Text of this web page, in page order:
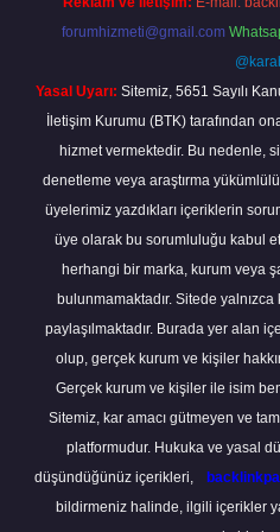
forumhizmeti@gmail.com
Yasal Uyarı: Sitemiz, 5651 Sayılı
İletişim Kurumu (BTK) tarafından
hizmet vermektedir. Bu nedenle,
denetleme veya araştırma
üyelerimiz yazdıkları içeriklerin
üye olarak bu sorumluluğu kabul
herhangi bir marka, kurum veya
bulunmamaktadır. Sitede yalnızca
paylaşılmaktadır. Burada yer alan
olup, gerçek kurum ve kişiler
Gerçek kurum ve kişiler ile isim
Sitemiz, kar amacı gütmeyen ve
platformudur. Hukuka ve yasal
düşündüğünüz içerikleri,
bildirmeniz halinde, ilgili içerikler